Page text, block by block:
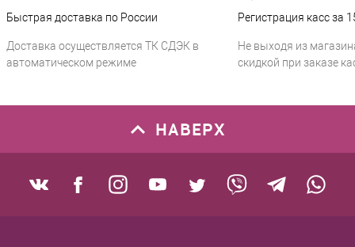
Быстрая доставка по России
Доставка осуществляется ТК СДЭК в
автоматическом режиме
Регистрация касс за
Не выходя из
скидкой при заказе
НАВЕРХ